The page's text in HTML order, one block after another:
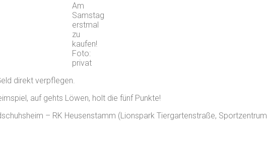
Am
Samstag
erstmal
zu
kaufen!
Foto:
privat
direkt verpflegen.
auf gehts Löwen, holt die fünf Punkte!
– RK Heusenstamm (Lionspark Tiergartenstraße,